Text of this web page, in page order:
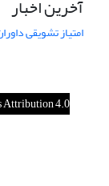
آخرین اخبار
امتیاز تشویقی
4.0